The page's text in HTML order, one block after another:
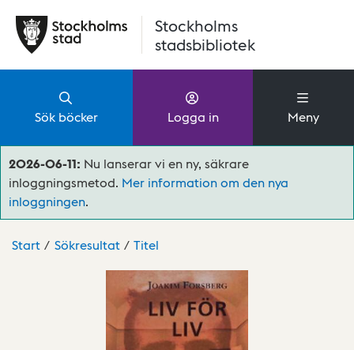
Stockholms
stadsbibliotek
Sök böcker Logga in Meny
2026-06-11: Nu lanserar vi en ny, säkrare
inloggningsmetod. Mer information om den nya
inloggningen.
Start Sökresultat Titel